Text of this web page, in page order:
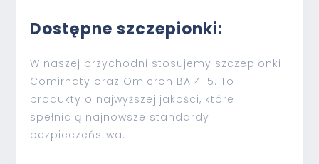
Dostępne szczepionki:
W naszej przychodni stosujemy szczepionki
Comirnaty oraz Omicron BA 4-5. To
produkty o najwyższej jakości, które
spełniają najnowsze standardy
bezpieczeństwa.